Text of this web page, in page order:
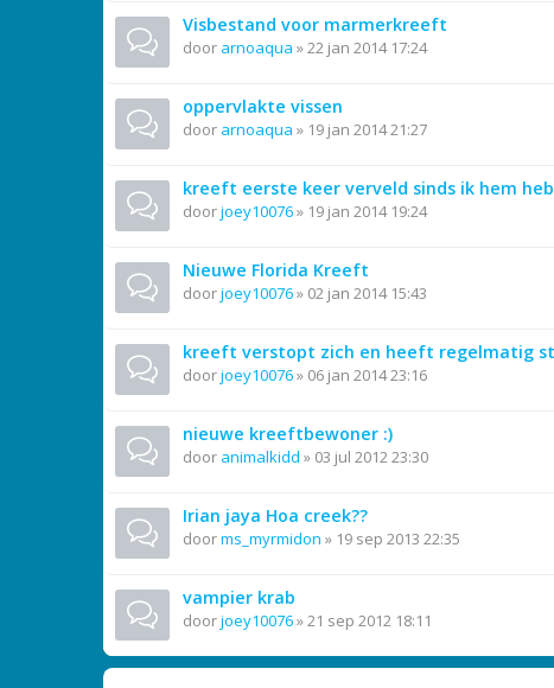
Visbestand voor marmerkreeft
door arnoaqua »22 jan 2014 17:24
oppervlakte vissen
door arnoaqua » 19 jan 2014 21:27
kreeft eerste keer verveld sinds ik hem
doorjoey10076» 19 jan 2014 19:24
Nieuwe Florida Kreeft
doorjoey10076» 02 jan 2014 15:43
kreeft verstopt zich en heeft regelmatig
doorjoey10076» 06 jan 2014 23:16
nieuwe kreeftbewoner :)
door animalkidd » 03 jul 2012 23:30
Irian jaya Hoa creek??
doorms_myrmidon » 19 sep 2013 22:35
vampier krab
doorjoey10076»21 sep 2012 18:11